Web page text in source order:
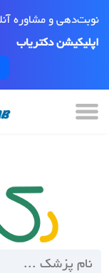
نوبت‌دهی و مشاوره
اپلیکیشن دکتریاب